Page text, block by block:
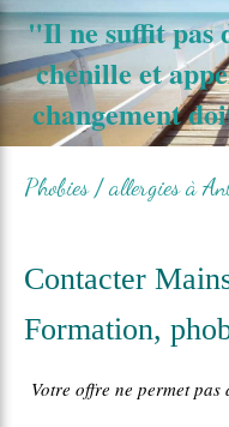
"Il ne suffit pas
chenille et
changement
Phobies / allergies à
Contacter
Formation,
Votre offre ne permet
Hypnothérapeutes